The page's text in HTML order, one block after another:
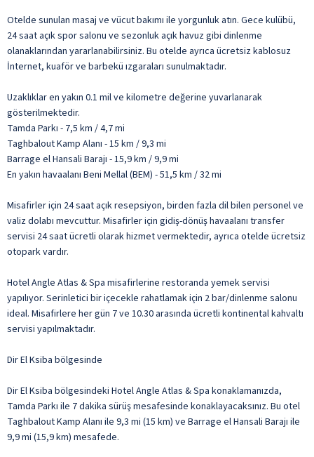
Otelde sunulan masaj ve vücut bakımı ile yorgunluk atın. Gece kulübü,
24 saat açık spor salonu ve sezonluk açık havuz gibi dinlenme
olanaklarından yararlanabilirsiniz. Bu otelde ayrıca ücretsiz kablosuz
İnternet, kuaför ve barbekü ızgaraları sunulmaktadır.
Uzaklıklar en yakın 0.1 mil ve kilometre değerine yuvarlanarak
gösterilmektedir.
Tamda Parkı - 7,5 km / 4,7 mi
Taghbalout Kamp Alanı - 15 km / 9,3 mi
Barrage el Hansali Barajı - 15,9 km / 9,9 mi
En yakın havaalanı Beni Mellal (BEM) - 51,5 km / 32 mi
Misafirler için 24 saat açık resepsiyon, birden fazla dil bilen personel ve
valiz dolabı mevcuttur. Misafirler için gidiş-dönüş havaalanı transfer
servisi 24 saat ücretli olarak hizmet vermektedir, ayrıca otelde ücretsiz
otopark vardır.
Hotel Angle Atlas & Spa misafirlerine restoranda yemek servisi
yapılıyor. Serinletici bir içecekle rahatlamak için 2 bar/dinlenme salonu
ideal. Misafirlere her gün 7 ve 10.30 arasında ücretli kontinental kahvaltı
servisi yapılmaktadır.
Dir El Ksiba bölgesinde
Dir El Ksiba bölgesindeki Hotel Angle Atlas & Spa konaklamanızda,
Tamda Parkı ile 7 dakika sürüş mesafesinde konaklayacaksınız. Bu otel
Taghbalout Kamp Alanı ile 9,3 mi (15 km) ve Barrage el Hansali Barajı ile
9,9 mi (15,9 km) mesafede.